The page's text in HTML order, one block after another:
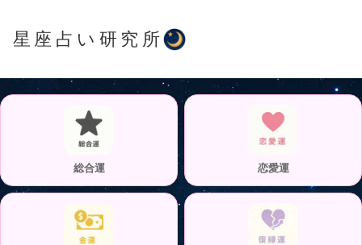
星座占い研究所
総合運 恋愛運